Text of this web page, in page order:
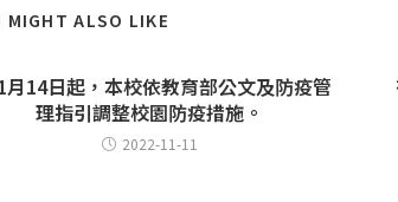
MIGHT ALSO LIKE
月14日起，本校依教育部公文及防疫管
理指引調整校園防疫措施。
2022-11-11